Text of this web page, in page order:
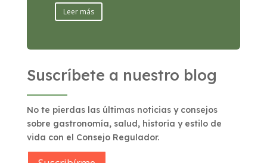
Leer más
Suscríbete a nuestro blog
No te pierdas las últimas noticias y consejos
sobre gastronomía, salud, historia y estilo de
vida con el Consejo Regulador.